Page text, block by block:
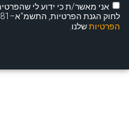
אני מאשר/ת כי ידוע לי
לחוק הגנת הפרטיות, התשמ"א–1981 (כולל תיקון 13), ובהתאם ל
הפרטיותשלנו.